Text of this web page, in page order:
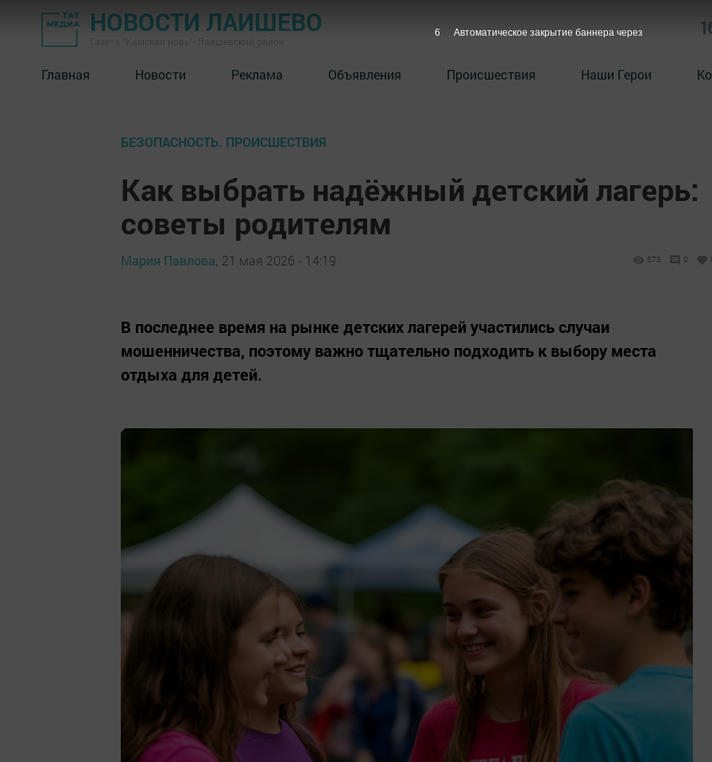
НОВОСТИ ЛАИШЕВО
Главная Новости Реклама Объявления Происшествия Наши Герои
БЕЗОПАСНОСТЬ. ПРОИСШЕСТВИЯ
Как выбрать надёжный детский лагерь:
советы родителям
Мария Павлова, 21 мая 2026 - 14:19 573 0
В последнее время на рынке детских лагерей участились случаи
мошенничества, поэтому важно тщательно подходить к выбору места
отдыха для детей.
4 Автоматическое закрытие баннера через